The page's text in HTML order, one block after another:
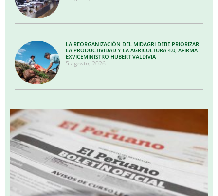
LA REORGANIZACIÓN DEL MIDAGRI DEBE PRIORIZAR
LA PRODUCTIVIDAD Y LA AGRICULTURA 4.0, AFIRMA
EXVICEMINISTRO HUBERT VALDIVIA
5 agosto, 2026